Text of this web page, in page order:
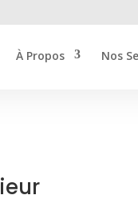
À Propos Nos